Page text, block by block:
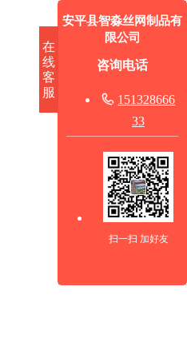
在
线
客
服
安平县智淼丝网制品有
限公司
咨询电话
 151328666
33
扫一扫 加好友